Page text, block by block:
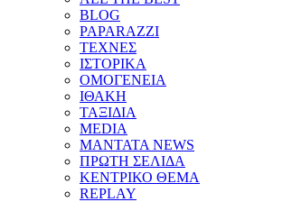
BLOG
PAPARAZZI
ΤΕΧΝΕΣ
ΙΣΤΟΡΙΚΑ
ΟΜΟΓΕΝΕΙΑ
ΙΘΑΚΗ
ΤΑΞΙΔΙΑ
MEDIA
MANTATA NEWS
ΠΡΩΤΗ ΣΕΛΙΔΑ
ΚΕΝΤΡΙΚΟ ΘΕΜΑ
REPLAY